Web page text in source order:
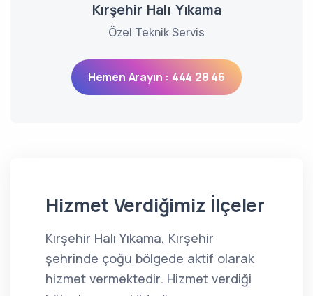
Kırşehir Halı Yıkama
Özel Teknik Servis
Hemen Arayın : 444 28 46
Hizmet Verdiğimiz İlçeler
Kırşehir Halı Yıkama, Kırşehir
şehrinde çoğu bölgede aktif olarak
hizmet vermektedir. Hizmet verdiği